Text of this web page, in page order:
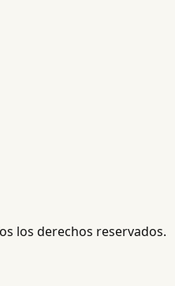
los derechos reservados.